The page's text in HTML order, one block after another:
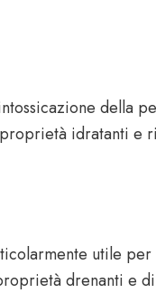
della
idratanti e
utile
drenanti e